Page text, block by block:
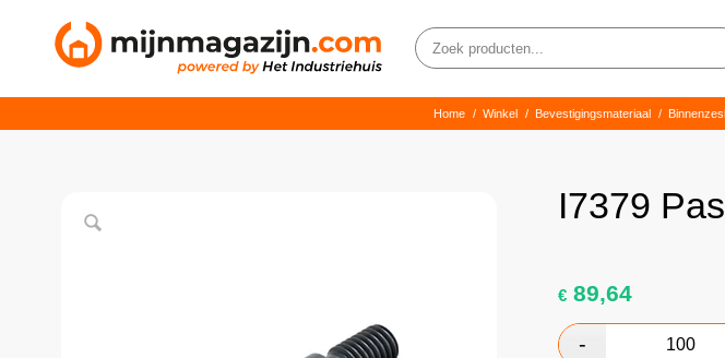
Home / Winkel / Bevestigingsmateriaal /
I7379
€89,64